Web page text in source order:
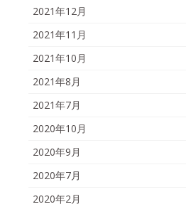
2021年12月
2021年11月
2021年10月
2021年8月
2021年7月
2020年10月
2020年9月
2020年7月
2020年2月